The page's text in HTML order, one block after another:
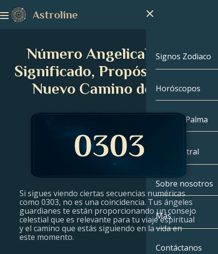
Astroline
Signos Zodiaco
Signos
Capricornio
Aries
Tauro
Horóscopos
Lectura Palma
Carta Astral
Carta Astral
Famosos
Sobre nosotros
Más
Contáctanos
Número Angelical 0303:
Significado, Propósito de tu
Nuevo Camino de Vida
Si sigues viendo ciertas secuencias numéricas
como 0303, no es una coincidencia. Tus ángeles
guardianes te están proporcionando un consejo
celestial que es relevante para tu viaje espiritual
y el camino que estás siguiendo en la vida en
este momento.